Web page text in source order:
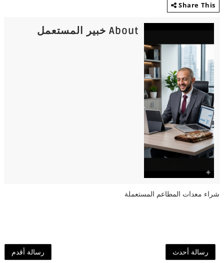
Share This
About خبير المستعمل
شراء معدات المطاعم المستعملة
رسالة أحدث رسالة أقدم